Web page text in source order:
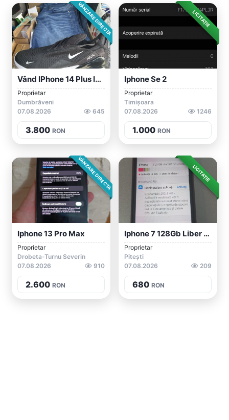
VÂNZARE DIRECTA
Vând IPhone 14 Plus Impecabil
Proprietar
Dumbrăveni
07.08.2026
645
3.800 RON
LICITAȚIE
Iphone Se 2
Proprietar
Timișoara
07.08.2026
1246
1.000 RON
VÂNZARE DIRECTA
Iphone 13 Pro Max
Proprietar
Drobeta-Turnu Severin
07.08.2026
910
2.600 RON
LICITAȚIE
Iphone 7 128Gb Liber De Retea
Proprietar
Pitești
07.08.2026
209
680 RON